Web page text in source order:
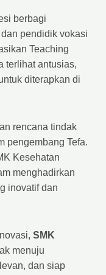
berbagi
pendidik vokasi
Teaching
terlihat antusias,
diterapkan di
rencana tindak
pengembang Tefa.
Kesehatan
menghadirkan
inovatif dan
SMK
menuju
dan siap